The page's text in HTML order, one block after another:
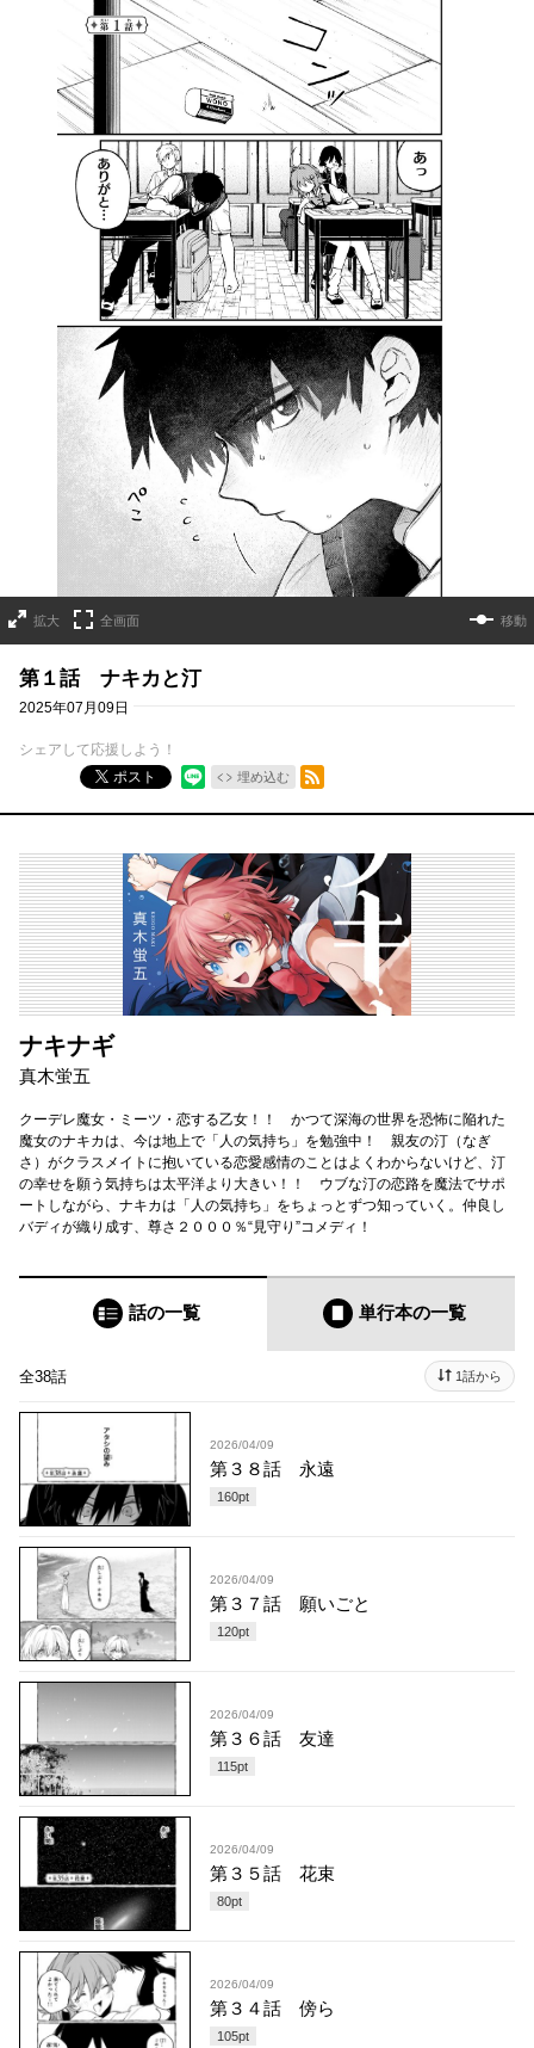
拡大 全画面 移動
第１話 ナキカと汀
2025年07月09日
シェアして応援しよう！
ポスト
埋め込む
RSSフィード
ナキナギ
真木蛍五
クーデレ魔女・ミーツ・恋する乙女！！ かつて深海の世界を恐怖に陥れた
魔女のナキカは、今は地上で「人の気持ち」を勉強中！ 親友の汀（なぎ
さ）がクラスメイトに抱いている恋愛感情のことはよくわからないけど、汀
の幸せを願う気持ちは太平洋より大きい！！ ウブな汀の恋路を魔法でサポ
ートしながら、ナキカは「人の気持ち」をちょっとずつ知っていく。仲良し
バディが織り成す、尊さ２０００％“見守り”コメディ！
話の一覧 単行本の一覧
全38話 1話から
2026/04/09
第３８話 永遠
160pt
2026/04/09
第３７話 願いごと
120pt
2026/04/09
第３６話 友達
115pt
2026/04/09
第３５話 花束
80pt
2026/04/09
第３４話 傍ら
105pt